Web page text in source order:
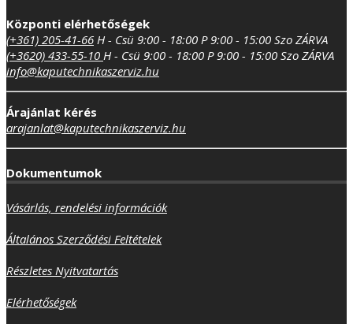
Központi elérhetőségek
(+361) 205-41-66 H - Csü 9:00 - 18:00 P 9:00 - 15:00 Szo ZÁRVA
(+3620) 433-55-10 H - Csü 9:00 - 18:00 P 9:00 - 15:00 Szo ZÁRVA
info@kaputechnikaszerviz.hu
Árajánlat kérés
arajanlat@kaputechnikaszerviz.hu
Dokumentumok
Vásárlás, rendelési információk
Általános Szerződési Feltételek
Részletes Nyitvatartás
Elérhetőségek